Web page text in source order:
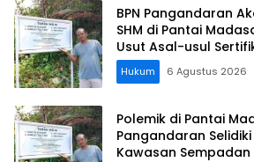
BPN Pangandaran
SHM di Pantai
Usut Asal-usul
Hukum 6 Agustus 2026
Polemik di Pantai
Pangandaran
Kawasan Sempadan